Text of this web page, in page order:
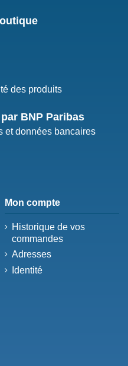
des produits
BNP Paribas
et données bancaires
Mon compte
Historique de vos
commandes
Adresses
Identité